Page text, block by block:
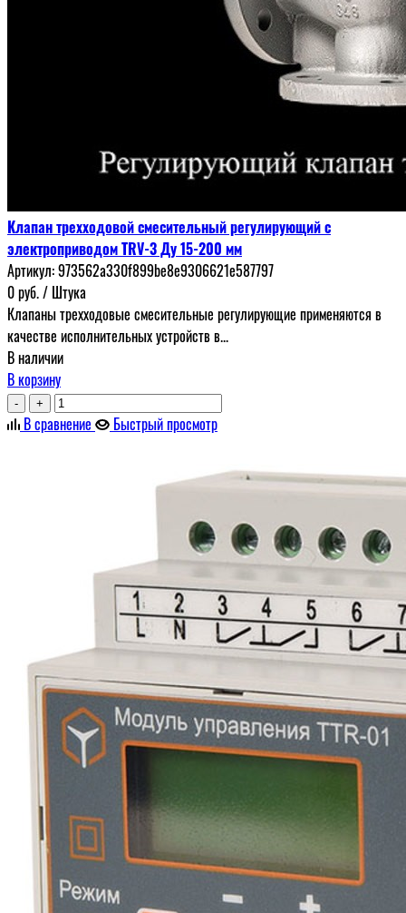
Клапан трехходовой смесительный регулирующий с
электроприводом TRV-3 Ду 15-200 мм
Артикул:973562a330f899be8e9306621e587797
0руб./ Штука
Клапаны трехходовые смесительные регулирующие применяются в
качестве исполнительных устройств в...
В наличии
В корзину
- +
В сравнение Быстрый просмотр